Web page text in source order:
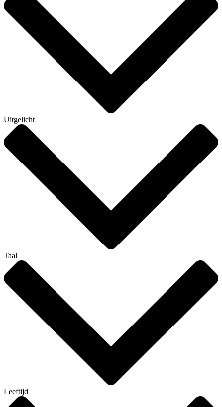
Uitgelicht
Taal
Leeftijd